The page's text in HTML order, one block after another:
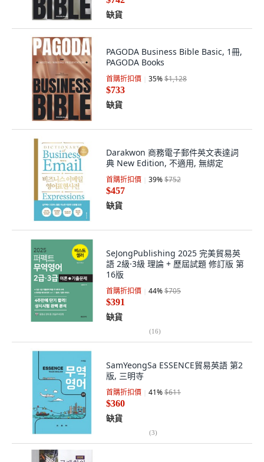
缺貨
PAGODA Business Bible Basic, 1冊,
PAGODA Books
首購折扣價 35%$1,128
$733
缺貨
Darakwon 商務電子郵件英文表達詞
典 New Edition, 不適用, 無綁定
首購折扣價 39%$752
$457
缺貨
SeJongPublishing 2025 完美貿易英
語 2級·3級 理論 + 歷屆試題 修訂版 第
16版
首購折扣價 44%$705
$391
缺貨
(16)
SamYeongSa ESSENCE貿易英語 第2
版, 三明寺
首購折扣價 41%$611
$360
缺貨
(3)